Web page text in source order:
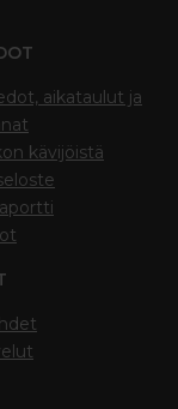
aikataulut ja
kävijöistä